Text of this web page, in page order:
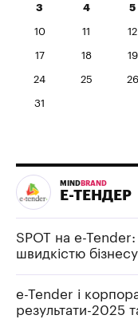
3 4 5
10 11 12
17 18 19
24 25 26
31
MIND BRAND
Е-ТЕНДЕР
SPOT на e-Tender:
швидкістю бізнесу
e-Tender і
результати-2025